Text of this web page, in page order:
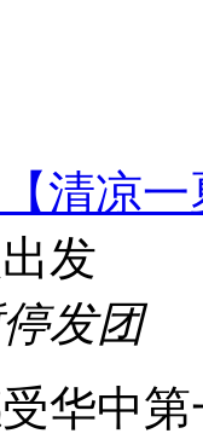
清凉
发
发团
华中